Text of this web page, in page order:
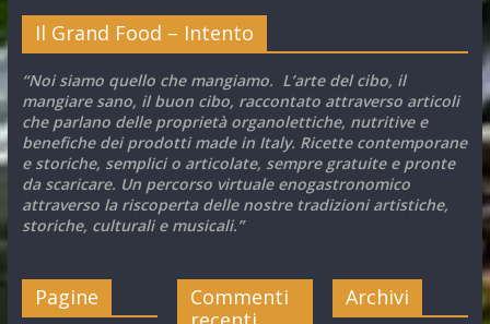
Il Grand Food – Intento
“Noi siamo quello che mangiamo. L’arte del cibo, il
mangiare sano, il buon cibo, raccontato attraverso articoli
che parlano delle proprietà organolettiche, nutritive e
benefiche dei prodotti made in Italy. Ricette contemporane
e storiche, semplici o articolate, sempre gratuite e pronte
da scaricare. Un percorso virtuale enogastronomico
attraverso la riscoperta delle nostre tradizioni artistiche,
storiche, culturali e musicali.”
Pagine
Commenti
Archivi